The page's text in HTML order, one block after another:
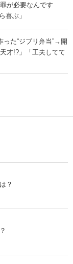
が必要なんです
喜ぶ」
った“ジブリ弁当”→開
!?」「工夫してて
？